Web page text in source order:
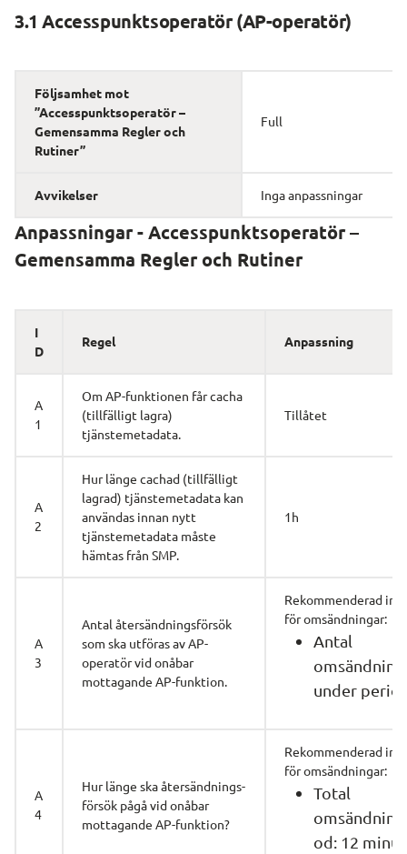
3.1 Accesspunktsoperatör (AP-operatör)
Följsamhet mot
”Accesspunktsoperatör –
Gemensamma Regler och
Rutiner”
Full
Avvikelser Inga anpassningar
Anpassningar - Accesspunktsoperatör –
Gemensamma Regler och Rutiner
I
D
Regel Anpassning
A
1
Om AP-funktionen får cacha
(tillfälligt lagra)
tjänstemetadata.
Tillåtet
A
2
Hur länge cachad (tillfälligt
lagrad) tjänstemetadata kan
användas innan nytt
tjänstemetadata måste
hämtas från SMP.
1h
A
3
Antal återsändnings­försök
som ska utföras av AP-
operatör vid onåbar
mottagande AP-funktion.
Rekommenderad
för omsändningar:
Antal
under
A
4
Hur länge ska återsändnings­
försök pågå vid onåbar
mottagande AP-funktion?
Rekommenderad
för omsändningar:
Total
od: 12